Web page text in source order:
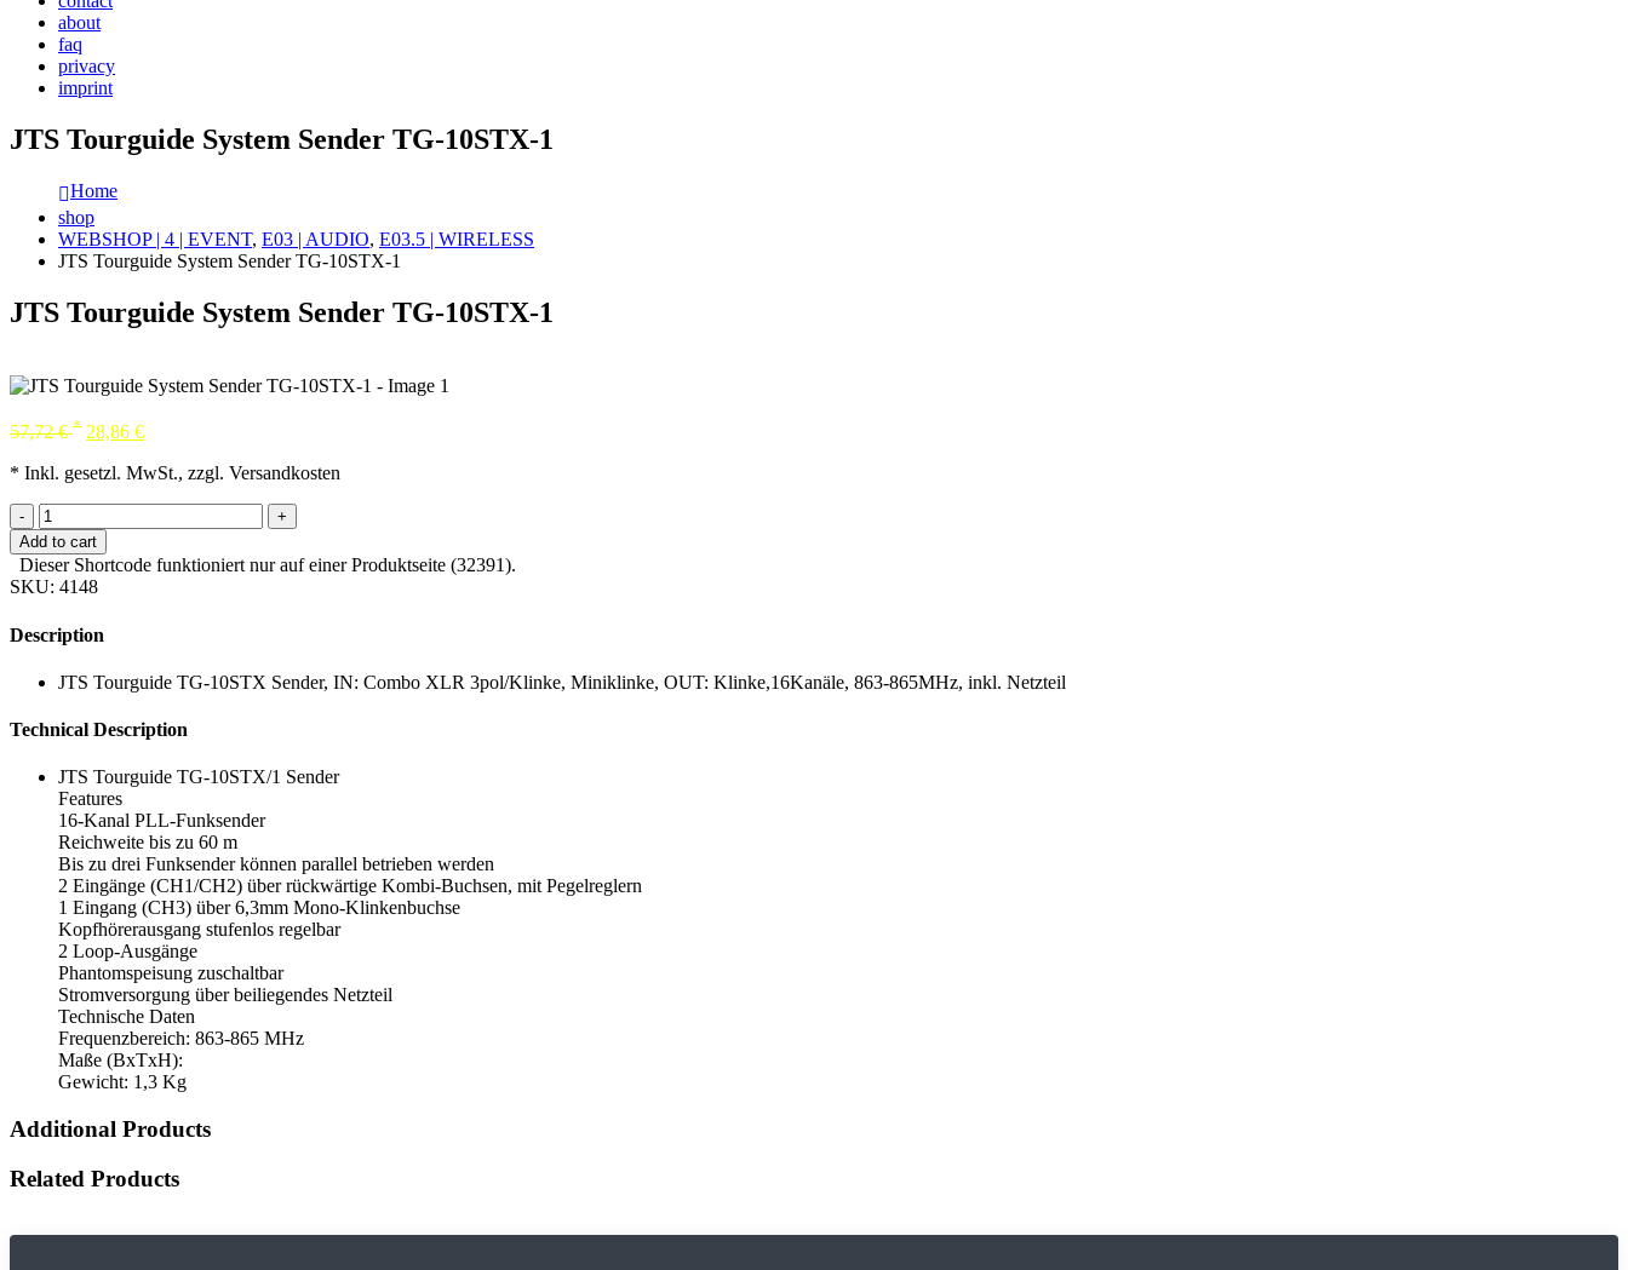
about
faq
privacy
imprint
JTS Tourguide System Sender TG-10STX-1
Home
shop
WEBSHOP | 4 | EVENT, E03 | AUDIO, E03.5 | WIRELESS
JTS Tourguide System Sender TG-10STX-1
JTS Tourguide System Sender TG-10STX-1
57,72€ * 28,86 €
* Inkl. gesetzl. MwSt., zzgl. Versandkosten
-
+
Add to cart
Dieser Shortcode funktioniert nur auf einer Produktseite (32391).
SKU: 4148
Description
JTS Tourguide TG-10STX Sender, IN: Combo XLR 3pol/Klinke, Miniklinke, OUT: Klinke,16Kanäle, 863-865MHz, inkl. Netzteil
Technical Description
JTS Tourguide TG-10STX/1 Sender
Features
16-Kanal PLL-Funksender
Reichweite bis zu 60 m
Bis zu drei Funksender können parallel betrieben werden
2 Eingänge (CH1/CH2) über rückwärtige Kombi-Buchsen, mit Pegelreglern
1 Eingang (CH3) über 6,3mm Mono-Klinkenbuchse
Kopfhörerausgang stufenlos regelbar
2 Loop-Ausgänge
Phantomspeisung zuschaltbar
Stromversorgung über beiliegendes Netzteil
Technische Daten
Frequenzbereich: 863-865 MHz
Maße (BxTxH):
Gewicht: 1,3 Kg
Additional Products
Related Products